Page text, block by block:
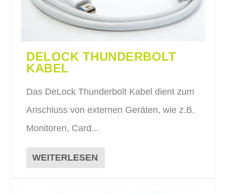
DELOCK THUNDERBOLT
KABEL
Das DeLock Thunderbolt Kabel dient zum
Anschluss von externen Geräten, wie z.B.
Monitoren, Card...
WEITERLESEN